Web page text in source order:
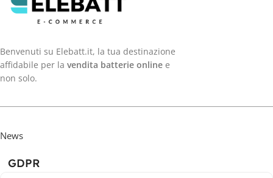
Benvenuti su Elebatt.it, la tua destinazione
affidabile per la vendita batterie online e
non solo.
News
GDPR